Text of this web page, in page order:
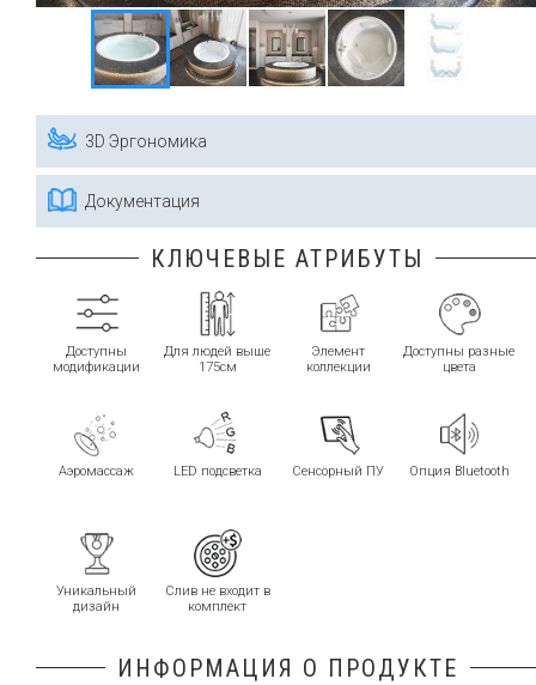
3D Эргономика
Документация
КЛЮЧЕВЫЕ АТРИБУТЫ
Доступны
модификации
Для людей выше
175см
Элемент
коллекции
Доступны разные
цвета
Аэромассаж LED подсветка Cенсорный ПУ Опция Bluetooth
Уникальный
дизайн
Слив не входит в
комплект
ИНФОРМАЦИЯ О ПРОДУКТЕ